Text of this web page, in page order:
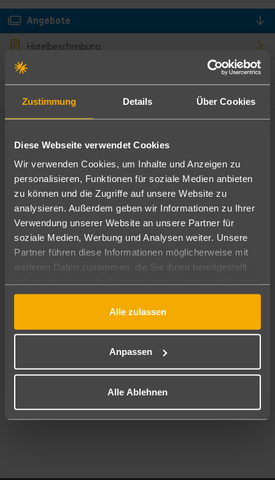
Zustimmung Details Über Cookies
Diese Webseite verwendet Cookies
Wir verwenden Cookies, um Inhalte und Anzeigen zu
personalisieren, Funktionen für soziale Medien anbieten
zu können und die Zugriffe auf unsere Website zu
analysieren. Außerdem geben wir Informationen zu Ihrer
Verwendung unserer Website an unsere Partner für
soziale Medien, Werbung und Analysen weiter. Unsere
Partner führen diese Informationen möglicherweise mit
weiteren Daten zusammen, die Sie ihnen bereitgestellt
gesammelt haben.
Alle zulassen
Anpassen
Alle Ablehnen
Angebote
Hotelbeschreibung
Hotelmerkmale
Bewertungen
Lage und Umgebung
Angebote filtern
Ändere die Kriterien nach deinen Wünschen
Pauschal Nur Hotel
Abflughafen
Reisezeitraum
08.08.26–06.08.27 7-21 Nächte
2 Erwachsene Keine Kinder